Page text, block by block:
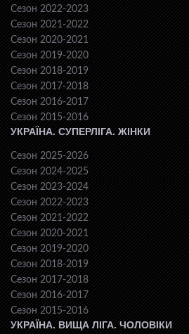
Сезон 2022-2023
Сезон 2021-2022
Сезон 2020-2021
Сезон 2019-2020
Сезон 2018-2019
Сезон 2017-2018
Сезон 2016-2017
Сезон 2015-2016
УКРАЇНА. СУПЕРЛІГА. ЖІНКИ
Сезон 2025-2026
Сезон 2024-2025
Сезон 2023-2024
Сезон 2022-2023
Сезон 2021-2022
Сезон 2020-2021
Сезон 2019-2020
Сезон 2018-2019
Сезон 2017-2018
Сезон 2016-2017
Сезон 2015-2016
УКРАЇНА. ВИЩА ЛІГА. ЧОЛОВІКИ